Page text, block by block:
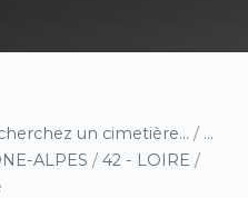
un cimetière... / ...
ALPES / 42 - LOIRE /